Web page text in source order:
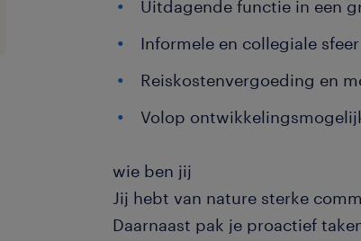
Uitdagende functie in een
Informele en collegiale sfeer
Reiskostenvergoeding en
Volop
wie ben jij
Jij hebt van nature sterke
Daarnaast pak je proactief